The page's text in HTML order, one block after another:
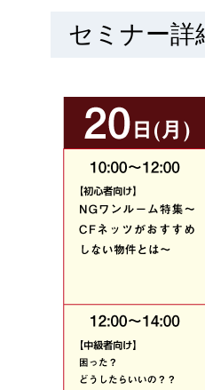
セミナー詳